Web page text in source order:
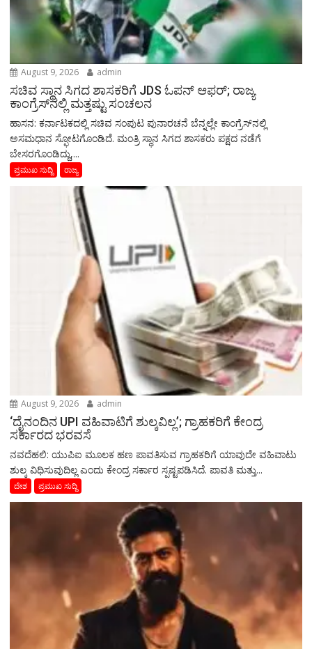
August 9, 2026 admin
ಸಚಿವ ಸ್ಥಾನ ಸಿಗದ ಶಾಸಕರಿಗೆ JDS ಓಪನ್ ಆಫರ್; ರಾಜ್ಯ
ಕಾಂಗ್ರೆಸ್‌ನಲ್ಲಿ ಮತ್ತಷ್ಟು ಸಂಚಲನ
ಹಾಸನ: ಕರ್ನಾಟಕದಲ್ಲಿ ಸಚಿವ ಸಂಪುಟ ಪುನಾರಚನೆ ಬೆನ್ನಲ್ಲೇ ಕಾಂಗ್ರೆಸ್​​​​ನಲ್ಲಿ
ಅಸಮಧಾನ ಸ್ಫೋಟಗೊಂಡಿದೆ. ಮಂತ್ರಿ ಸ್ಥಾನ ಸಿಗದ ಶಾಸಕರು ಪಕ್ಷದ ನಡೆಗೆ
ಬೇಸರಗೊಂಡಿದ್ದು,...
ಪ್ರಮುಖ ಸುದ್ದಿ ರಾಜ್ಯ
August 9, 2026 admin
‘ದೈನಂದಿನ UPI ವಹಿವಾಟಿಗೆ ಶುಲ್ಕವಿಲ್ಲ’; ಗ್ರಾಹಕರಿಗೆ ಕೇಂದ್ರ
ಸರ್ಕಾರದ ಭರವಸೆ
ನವದೆಹಲಿ: ಯುಪಿಐ ಮೂಲಕ ಹಣ ಪಾವತಿಸುವ ಗ್ರಾಹಕರಿಗೆ ಯಾವುದೇ ವಹಿವಾಟು
ಶುಲ್ಕ ವಿಧಿಸುವುದಿಲ್ಲ ಎಂದು ಕೇಂದ್ರ ಸರ್ಕಾರ ಸ್ಪಷ್ಟಪಡಿಸಿದೆ. ಪಾವತಿ ಮತ್ತು...
ದೇಶ ಪ್ರಮುಖ ಸುದ್ದಿ